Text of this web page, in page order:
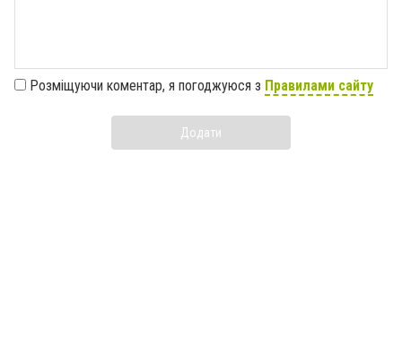
Розміщуючи коментар, я погоджуюся з Правилами сайту
Додати